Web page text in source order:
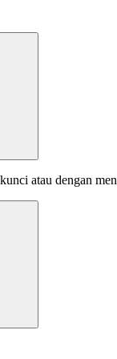
atau dengan